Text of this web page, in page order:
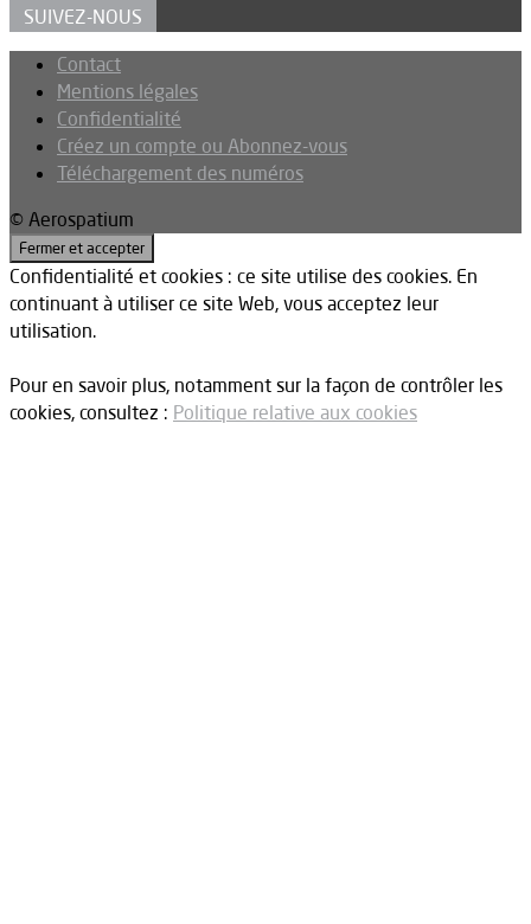
SUIVEZ-NOUS
Contact
Mentions légales
Confidentialité
Créez un compte ou Abonnez-vous
Téléchargement des numéros
© Aerospatium
Confidentialité et cookies : ce site utilise des cookies. En
continuant à utiliser ce site Web, vous acceptez leur
utilisation.
Pour en savoir plus, notamment sur la façon de contrôler les
cookies, consultez : Politique relative aux cookies